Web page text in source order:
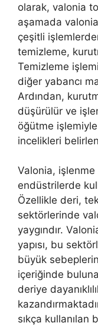
olarak, valonia
aşamada
çeşitli
temizleme,
Temizleme
diğer yabancı
Ardından,
düşürülür ve
öğütme
incelikleri
Valonia, işlenme
endüstrilerde
Özellikle deri,
sektörlerinde
yaygındır.
yapısı, bu
büyük
içeriğinde
deriye
sıkça kullanılan